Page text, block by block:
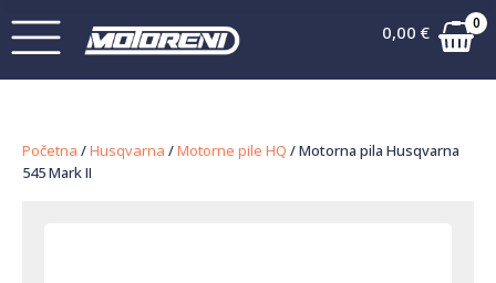
0,00 € 0
Početna /Husqvarna /Motorne pile HQ / Motorna pila Husqvarna
545 Mark II